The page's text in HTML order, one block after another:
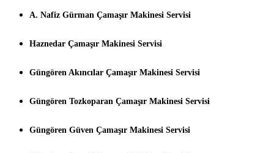
A. Nafiz Gürman Çamaşır Makinesi Servisi
Haznedar Çamaşır Makinesi Servisi
Güngören Akıncılar Çamaşır Makinesi Servisi
Güngören Tozkoparan Çamaşır Makinesi Servisi
Güngören Güven Çamaşır Makinesi Servisi